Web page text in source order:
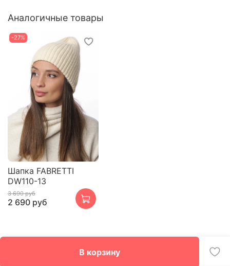
В корзину
Аналогичные товары
-27%
Шапка FABRETTI
DW110-13
3 690 руб
2 690 руб